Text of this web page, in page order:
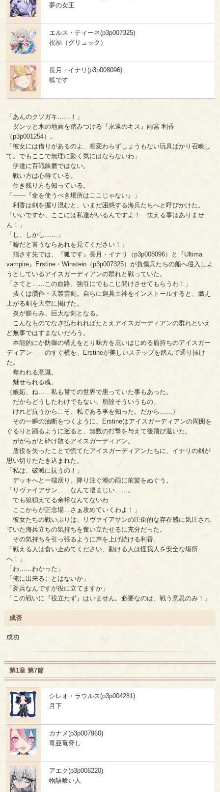
夢の女王
エルス・ティーネ(p3p007325)
祝福（グリュック）
長月・イナリ(p3p008096)
狐です
「あんのクソガキ……！」
ダンッと氷の地面を踏みつける『永遠のキス』雨宮 利香
（p3p001254）。
「彼女には借りがあるのよ、相変わらずしょうもない玩具ばかり召喚し
て。でもここで無理に動く気にはならないわ」
伊達に百戦錬磨ではない。
戦い方は心得ている。
生き残り方も知っている。
「――『命を使うべき場所はここじゃない』」
利香は剣を握り混むと、いまだ困惑する海兵たちへと呼びかけた。
「いいですか、ここには私達がいるんですよ！ 怯える事はありませ
ん！」
「し、しかし……」
「嘘だと言うならあれを見てください！」
指さす先では、『狐です』長月・イナリ（p3p008096）と『Ultima
vampire』Erstine・Winstein（p3p007325）が負傷兵たちの船へ侵入しよ
うとしているアイスガーディアンの群れと戦っていた。
「さてと……この血路、強引にでもこじ開けさせてもらうわ！」
抜くは贋作・天叢雲剣。自らに迦具土神をインストールすると、燃え
上がる剣を天空に掲げた。
炎が膨らみ、巨大な剣となる。
こんなものでなぎ払われればたとえアイスガーディアンの群れといえ
ど無事ではすまないだろう。
本能的にか防御の構えをとり味方を庇いはじめる盾持ちのアイスガー
ディアン――のすぐ横を、Erstineが美しいステップを踏んで通り抜け
た。
奪われる意識。
魅せられる魂。
（嫉妬、ね……私も嘗ての世界で患っていた事もあった。
だからどうしたわけでもない、所詮そういうもの。
けれど抗うからこそ、私である事を知った。だから……）
その一瞬の油断をつくように、Erstineはアイスガーディアンの周囲を
ぐるりと踊るように巡ると、無数の打撃を与えて後飛び退いた。
ががらがと砕け散るアイスガーディアン。
盾役を失ったことで慌てたアイスガーディアンたちに、イナリの剣が
思い切りたたき込まれた。
「私は、破滅に抗うの！」
デッキへと一端戻り、降り注ぐ潮の雨に前髪をぬぐう。
「リヴァイアサン……なんて凄まじい……。
でも狼狽えてる余裕なんてないわ
ここからが正念場…さぁ攻めていくわよ！」
彼女たちの戦いぶりは、リヴァイアサンの圧倒的な存在感に気圧され
ていた海兵立ちの気持ちを奮い立たせるに充分だった。
その気持ちを引っ張るように声を上げ続ける利香。
「戦える人は食い止めてください、動ける人は怪我人を安全な場所
へ！」
「わ……わかった」
「俺に出来ることはないか」
「新兵なんですが役に立てますか」
「この戦いに『役立たず』はいません。必要なのは、戦う意思のみ！」
成否
成功
第1章 第7節
シレオ・ラウルス(p3p004281)
月下
カナメ(p3p007960)
毒亜竜脅し
アエク(p3p008220)
物語喰い人